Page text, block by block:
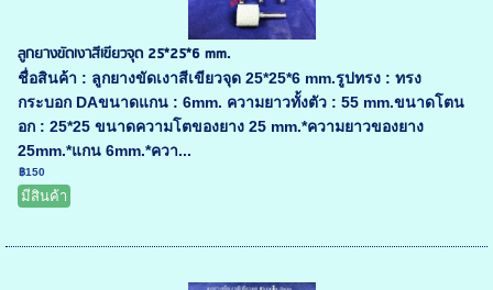
ลูกยางขัดเงาสีเขียวจุด 25*25*6 mm.
ชื่อสินค้า : ลูกยางขัดเงาสีเขียวจุด 25*25*6 mm.รูปทรง : ทรง
กระบอก DAขนาดแกน : 6mm. ความยาวทั้งตัว : 55 mm.ขนาดโตน
อก : 25*25 ขนาดความโตของยาง 25 mm.*ความยาวของยาง
25mm.*แกน 6mm.*ควา...
฿150
มีสินค้า